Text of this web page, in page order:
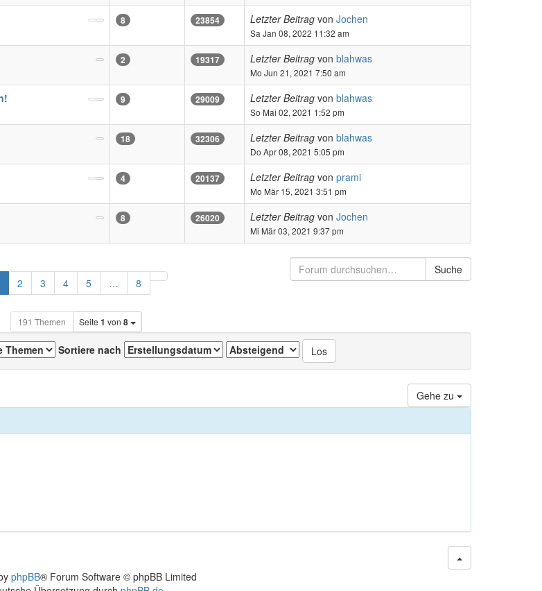
8 23854 Letzter Beitrag von Jochen
Sa Jan 08, 2022 11:32 am
2 19317 Letzter Beitrag von blahwas
Mo Jun 21, 2021 7:50 am
9 29009 Letzter Beitrag von blahwas
So Mai 02, 2021 1:52 pm
18 32306 Letzter Beitrag von blahwas
Do Apr 08, 2021 5:05 pm
4 20137 Letzter Beitrag von prami
Mo Mär 15, 2021 3:51 pm
8 26020 Letzter Beitrag von Jochen
Mi Mär 03, 2021 9:37 pm
2 3 4 5 … 8 Nächste
Suche
191 Themen Seite 1 von 8
Sortiere nach
Gehe zu
phpBB® Forum Software © phpBB Limited